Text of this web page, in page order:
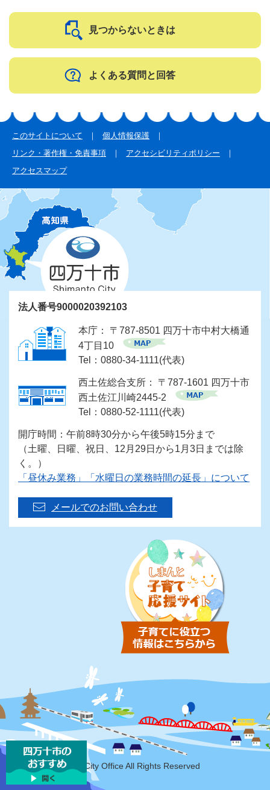
見つからないときは
よくある質問と回答
このサイトについて
個人情報保護
リンク・著作権・免責事項
アクセシビリティポリシー
アクセスマップ
法人番号9000020392103
本庁： 〒787-8501 四万十市中村大橋通
4丁目10
Tel：0880-34-1111(代表)
西土佐総合支所： 〒787-1601 四万十市
西土佐江川崎2445-2
Tel：0880-52-1111(代表)
開庁時間：午前8時30分から午後5時15分まで
（土曜、日曜、祝日、12月29日から1月3日までは除
く。）
「昼休み業務」「水曜日の業務時間の延長」について
メールでのお問い合わせ
Copyright Shimanto-City Office All Rights Reserved